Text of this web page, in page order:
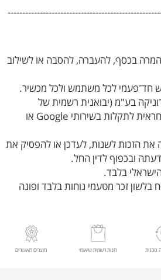
בכסף, להעברה, להסבה או לשילוב
בע"מ (יבואנית רשמית של
Xiaomi בישראל) אינה אחראית לתקלות בשירותי Google או
את הזכות לשנות, לעדכן או להפסיק את
ובכפוף לדין החל.
בלשון זכר מטעמי נוחות בלבד ופונה
טכנית חנות רשמית שיאומי מוצרים מאושרים